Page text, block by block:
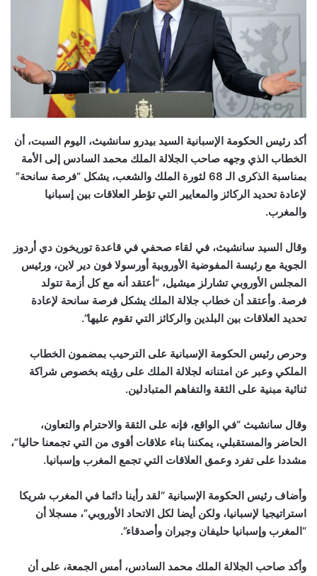
أكد رئيس الحكومة الإسبانية السيد بيدرو سانشيث، اليوم السبت، أن
الخطاب الذي وجهه صاحب الجلالة الملك محمد السادس إلى الأمة
بمناسبة الذكرى الـ 68 لثورة الملك والشعب، يشكل “فرصة سانحة”
لإعادة تحديد الركائز والمعايير التي تؤطر العلاقات بين إسبانيا
والمغرب.
وقال السيد سانشيث، في لقاء صحفي في قاعدة توريخون دي أردوز
الجوية مع رئيسة المفوضية الأوروبية أورسولا فون دير لاين، ورئيس
المجلس الأوروبي تشارلز ميشيل، “أعتقد أنه مع كل أزمة تتولد
فرصة. وأعتقد أن خطاب جلالة الملك يشكل فرصة سانحة لإعادة
تحديد العلاقات بين البلدين والركائز التي تقوم عليها”.
وحرص رئيس الحكومة الإسبانية على الترحيب بمضمون الخطاب
الملكي وعبر عن امتنانه لجلالة الملك على رؤيته بخصوص شراكة
ثنائية مبنية على الثقة والتفاهم المتبادلين.
وقال سانشيث “في الواقع، فإنه على الثقة والاحترام والتعاون،
الحاضر والمستقبلي، يمكننا بناء علاقات أقوى من التي تجمعنا حاليا”،
مشددا على تفرد وعمق العلاقات التي تجمع المغرب وإسبانيا.
وأضاف رئيس الحكومة الإسبانية “لقد رأينا دائما في المغرب شريكا
استراتيجيا لإسبانيا، ولكن أيضا لكل الاتحاد الأوروبي”، مسجلا أن
“المغرب وإسبانيا حليفان وجيران وأصدقاء”.
وأكد صاحب الجلالة الملك محمد السادس، أمس الجمعة، على أن